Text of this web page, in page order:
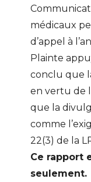
médicaux
d’appel à
Plainte
conclu que
en vertu de
que la
comme
22(3) de la
Ce rapport
seulement.